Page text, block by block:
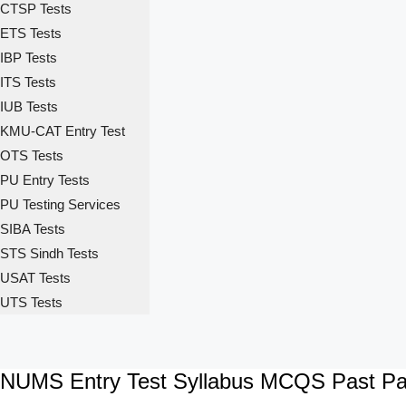
CTSP Tests
ETS Tests
IBP Tests
ITS Tests
IUB Tests
KMU-CAT Entry Test
OTS Tests
PU Entry Tests
PU Testing Services
SIBA Tests
STS Sindh Tests
USAT Tests
UTS Tests
NUMS Entry Test Syllabus MCQS Past